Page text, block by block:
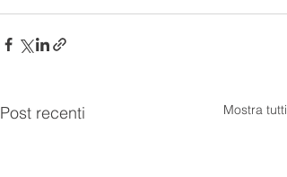
Post recenti Mostra tutti